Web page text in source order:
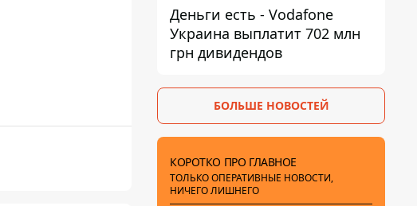
Деньги есть - Vodafone
Украина выплатит 702 млн
грн дивидендов
БОЛЬШЕ НОВОСТЕЙ
КОРОТКО ПРО ГЛАВНОЕ
ТОЛЬКО ОПЕРАТИВНЫЕ НОВОСТИ,
НИЧЕГО ЛИШНЕГО